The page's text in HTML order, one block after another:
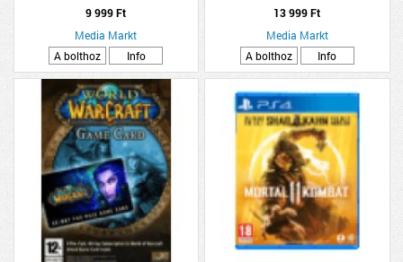
9 999 Ft
Media Markt
A bolthoz
Info
13 999 Ft
Media Markt
A bolthoz
Info